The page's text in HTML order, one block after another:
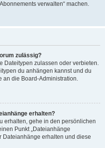
verwalten“ machen.
zulässig?
Dateitypen zulassen oder verbieten.
du anhängen kannst und du
an die Board-Administration.
erhalten?
erhalten, gehe in den persönlichen
Punkt „Dateianhänge
Dateianhänge erhalten und diese